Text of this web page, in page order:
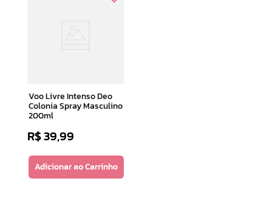
Voo Livre Intenso Deo
Colonia Spray Masculino
200ml
R$39,99
Adicionar ao Carrinho